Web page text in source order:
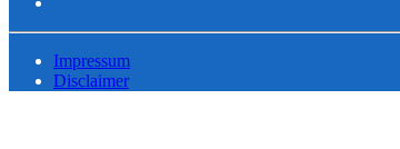
Impressum
Disclaimer